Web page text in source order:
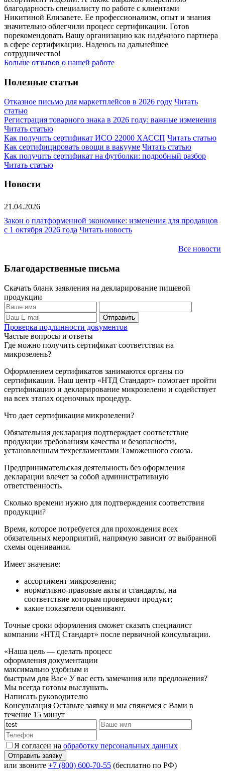
благодарность специалисту по работе с клиентами
Никитиной Елизавете. Ее профессионализм, опыт и знания
значительно облегчили процесс сертификации. Готов
порекомендовать Вашу организацию как надёжного партнера
в сфере сертификации. Надеюсь на дальнейшее
сотрудничество!
Больше отзывов о нашей работе
Полезные статьи
Отказное письмо для маркетплейсов в 2026 году Читать
статью
Регистрация товарного знака в 2026 году: важные изменения
Читать статью
Как получить сертификат ИСО 22000 ХАССП Читать статью
Как сертифицировать овощи в вакууме Читать статью
Как получить сертификат на футболки: подробный разбор
Читать статью
Новости
21.04.2026
Закон о платформенной экономике: изменения для продавцов
с 1 октября 2026 года Читать новость
Все новости
Благодарственные письма
Скачать бланк заявления на декларирование пищевой
продукции
Проверка подлинности документов
Частые вопросы и ответы
Где можно получить сертификат соответствия на
микрозелень?
Оформлением сертификатов занимаются органы по
сертификации. Наш центр «НТД Стандарт» помогает пройти
сертификацию и декларирование микрозелени и содействует
на всех этапах оценочных процедур.
Что дает сертификация микрозелени?
Обязательная декларация подтверждает соответствие
продукции требованиям качества и безопасности,
установленным техрегламентами Таможенного союза.
Предпринимательская деятельность без оформления
декларации влечет за собой административную
ответственность.
Сколько времени нужно для подтверждения соответствия
продукции?
Время, которое потребуется для прохождения всех
обязательных мероприятий, напрямую зависит от выбранной
схемы оценивания.
Имеет значение:
ассортимент микрозелени;
нормативно-правовые акты и стандарты, на
соответствие которым проверяют продукт;
какие показатели оценивают.
Точные сроки оформления сможет сказать специалист
компании «НТД Стандарт» после первичной консультации.
«Наша цель — сделать процесс
оформления документации
максимально удобным и
быстрым для Вас» У вас есть замечания или предложения?
Мы всегда готовы выслушать.
Написать руководителю
Консультация Оставьте заявку и мы свяжемся с Вами в
течение 15 минут
Я согласен на обработку персональных данных
или звоните +7 (800) 600-70-55 (бесплатно по РФ)